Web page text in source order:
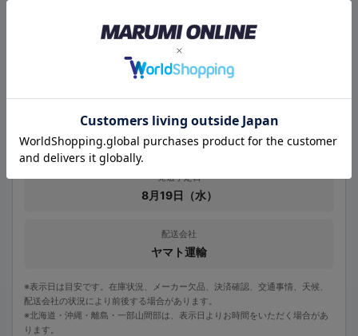
大阪府へは、発送後およそ1日でのお届け予定です。
発送予定日
8月19日（水）
配送会社
ヤマト運輸
※表示日は目安です。在庫状況、メーカー欠品、決済確認、交通事情、天候、
配送会社の状況により前後する場合があります。
※北海道・沖縄・離島・一部山間部は、表示日よりお時間をいただく場合があ
ります。